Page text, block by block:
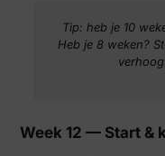
Tip: heb je 10
Heb je 8 weken?
Week 12 — Start &